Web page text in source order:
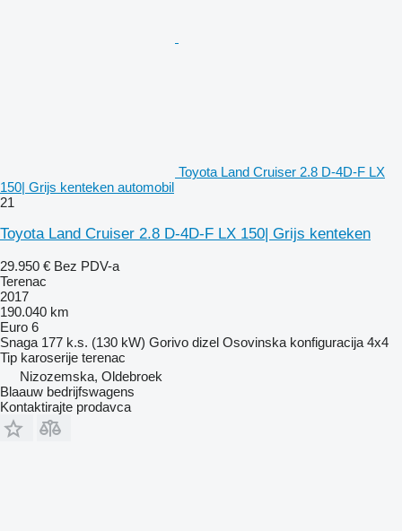
Toyota Land Cruiser 2.8 D-4D-F LX
150| Grijs kenteken automobil
21
Toyota Land Cruiser 2.8 D-4D-F LX 150| Grijs kenteken
29.950 € Bez PDV-a
Terenac
2017
190.040 km
Euro 6
Snaga 177 k.s. (130 kW) Gorivo dizel Osovinska konfiguracija 4x4
Tip karoserije terenac
Nizozemska, Oldebroek
Blaauw bedrijfswagens
Kontaktirajte prodavca